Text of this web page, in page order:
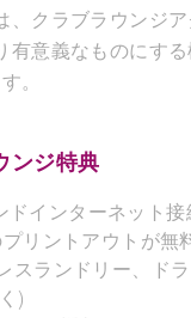
、クラブラウンジ
有意義なものにす
。
ンジ特典
ドインターネット接
リントアウトが無
スランドリー、ド
)